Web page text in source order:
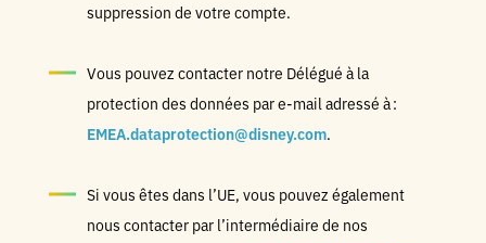
suppression de votre compte.
Vous pouvez contacter notre Délégué à la
protection des données par e-mail adressé à :
EMEA.dataprotection@disney.com.
Si vous êtes dans l’UE, vous pouvez également
nous contacter par l’intermédiaire de nos